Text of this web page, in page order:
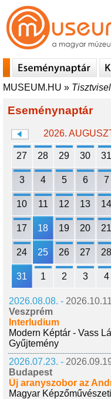
MUSEUM.HU »
Eseménynaptár
2026.
27 28 29 30 31
3 4 5 6 7
10 11 12 13 14
17 18 19 20 21
24 25 26 27 28
31 1 2 3 4
2026.08.08. -
Veszprém
Interludium
Modern Képtár - Vass
Gyűjtemény
2026.07.23. -
Budapest
Új aranyszobor az
Magyar